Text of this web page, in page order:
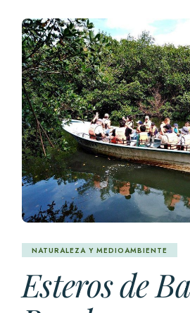
NATURALEZA Y MEDIOAMBIENTE
Esteros de